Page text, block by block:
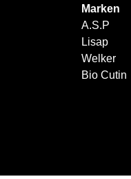
Marken
A.S.P
Lisap
Welker
Bio Cutin